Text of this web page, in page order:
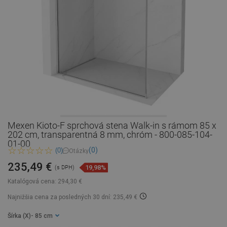
Mexen Kioto-F sprchová stena Walk-in s rámom 85 x
202 cm, transparentná 8 mm, chróm - 800-085-104-
01-00
(0) Otázky(0)
Katalógová cena: 294,30 €
235,49 € (s DPH) 19,98%
Najnižšia cena za posledných 30 dní: 235,49 €
Šírka (X) - 85 cm